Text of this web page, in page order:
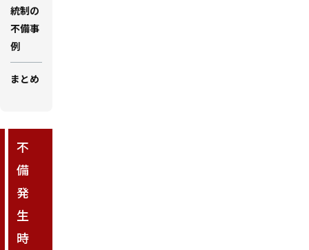
統制の
不備事
例
まとめ
不
備
発
生
時